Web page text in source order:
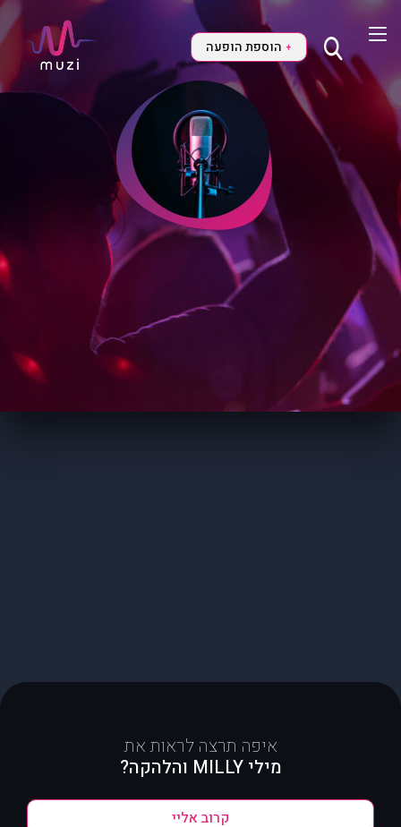
+ הוספת הופעה
איפה תרצה לראות את
מילי MILLY והלהקה?